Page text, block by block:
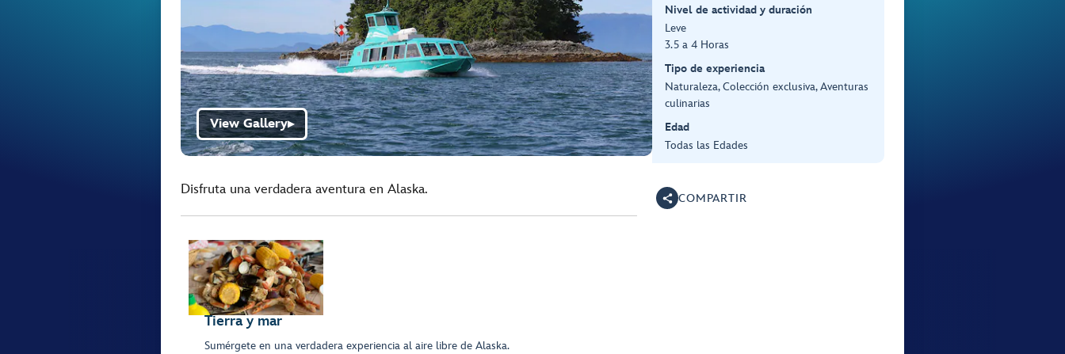
View Gallery▶
Nivel de actividad y duración
Leve
3.5 a 4 Horas
Tipo de experiencia
Naturaleza, Colección exclusiva, Aventuras
culinarias
Edad
Todas las Edades
Disfruta una verdadera aventura en Alaska.
Tierra y mar
Sumérgete en una verdadera experiencia al aire libre de Alaska.
COMPARTIR